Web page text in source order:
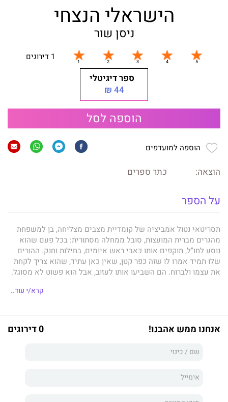
הישראלי הנצחי
ניסן שור
1 דירוגים
ספר דיגיטלי
44 ₪
הוספה לסל
הוספה למועדפים
הוצאה: כתר ספרים
על הספר
תסריטאי נטול אמביציה של קומדיית מצבים מצליחה, בן למשפחת
מהגרים מברית המועצות, סובל ממחלה מסתורית: בכל פעם שהוא
נוסע לחו"ל, תוקפים אותו כאבי ראש איומים, בחילות וחנק. ההורים
שלו תמיד אמרו לו שזה כפר קטן, שאין כאן עתיד, שהוא צריך לקחת
את עצמו ולברוח. הם השביעו אותו לעזוב, אבל הוא פשוט לא מסוגל.
לא מצליח לעזוב ולא יכול להישאר. עד שאירוע טרגי מאלץ אותו
הישראלית הזחוחה כשם שאינו חס על הפנטזיה המתפנקת של
הזָרוּת. כשהוא נע בווירטואוזיות בין התבוננות פנימית אכזרית לשיאים
של גרוטסקה פראית, מציג שור לונה-פארק ספרותי
חד-פעמי, שתאוצתו המסחררת מותירה את הקורא חסר נשימה. בלשון
מושחזת וחסרת מעצורים,
קרא/י עוד..
אנחנו ממש אהבנו! 0 דירוגים